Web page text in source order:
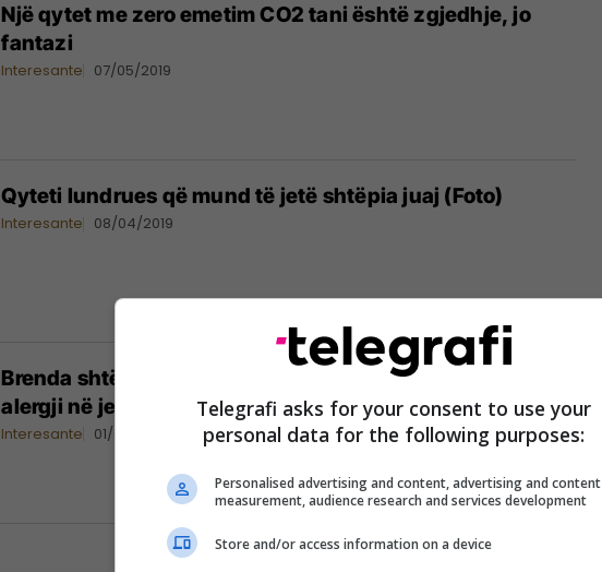
Një qytet me zero emetim CO2 tani është zgjedhje, jo
fantazi
Interesante 07/05/2019
Qyteti lundrues që mund të jetë shtëpia juaj (Foto)
Interesante 08/04/2019
Brenda shtëpisë nga balta, ku jetojnë partnerët që kanë
alergji në jetën moderne (Foto)
Interesante 01/03/2017
Telegrafi asks for your consent to use your
personal data for the following purposes:
Personalised advertising and content, advertising and content
measurement, audience research and services development
Store and/or access information on a device